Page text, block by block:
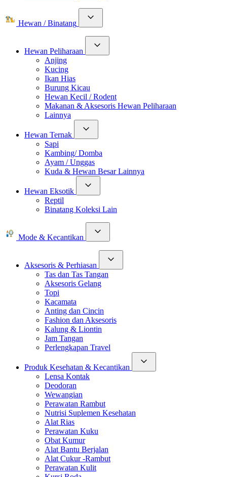
Hewan / Binatang
Hewan Peliharaan
Anjing
Kucing
Ikan Hias
Burung Kicau
Hewan Kecil / Rodent
Makanan & Aksesoris Hewan Peliharaan
Lainnya
Hewan Ternak
Sapi
Kambing/ Domba
Ayam / Unggas
Kuda & Hewan Besar Lainnya
Hewan Eksotik
Reptil
Binatang Koleksi Lain
Mode & Kecantikan
Aksesoris & Perhiasan
Tas dan Tas Tangan
Aksesoris Gelang
Topi
Kacamata
Anting dan Cincin
Fashion dan Aksesoris
Kalung & Liontin
Jam Tangan
Perlengkapan Travel
Produk Kesehatan & Kecantikan
Lensa Kontak
Deodoran
Wewangian
Perawatan Rambut
Nutrisi Suplemen Kesehatan
Alat Rias
Perawatan Kuku
Obat Kumur
Alat Bantu Berjalan
Alat Cukur -Rambut
Perawatan Kulit